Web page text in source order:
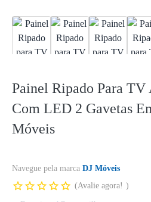
Painel Ripado Para TV
Com LED 2 Gavetas
Móveis
Navegue pela marca DJ Móveis
Avalie agora!